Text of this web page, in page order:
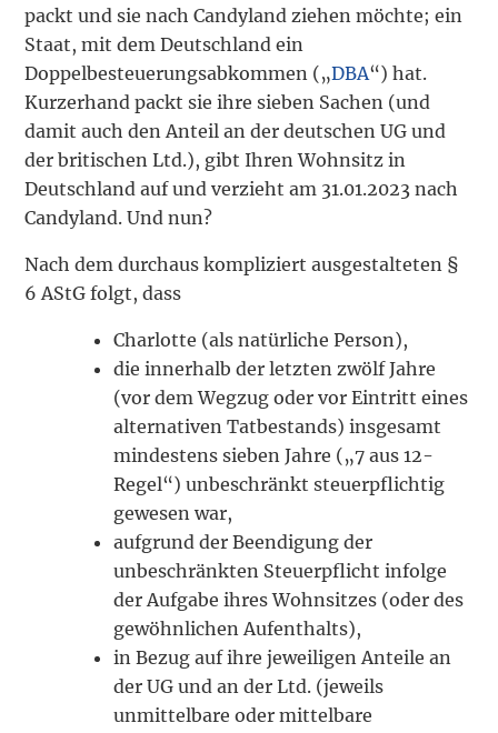
packt und sie nach Candyland ziehen möchte; ein
Staat, mit dem Deutschland ein
Doppelbesteuerungs­abkommen („DBA“) hat.
Kurzerhand packt sie ihre sieben Sachen (und
damit auch den Anteil an der deutschen UG und
der britischen Ltd.), gibt Ihren Wohnsitz in
Deutschland auf und verzieht am 31.01.2023 nach
Candyland. Und nun?
Nach dem durchaus kompliziert ausgestalteten §
6 AStG folgt, dass
Charlotte (als natürliche Person),
die innerhalb der letzten zwölf Jahre
(vor dem Wegzug oder vor Eintritt eines
alternativen Tatbestands) insgesamt
mindestens sieben Jahre („7 aus 12-
Regel“) unbeschränkt steuerpflichtig
gewesen war,
aufgrund der Beendigung der
unbeschränkten Steuerpflicht infolge
der Aufgabe ihres Wohnsitzes (oder des
gewöhnlichen Aufenthalts),
in Bezug auf ihre jeweiligen Anteile an
der UG und an der Ltd. (jeweils
unmittelbare oder mittelbare